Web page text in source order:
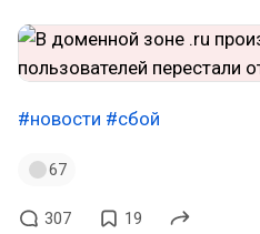
#новости #сбой
67
307 19